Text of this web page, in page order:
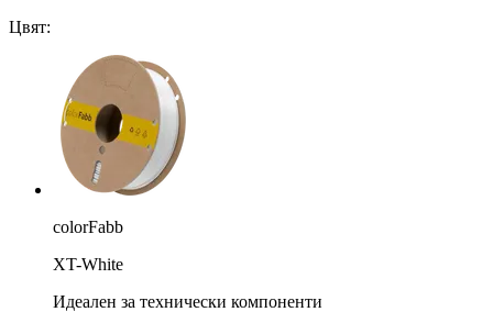
Цвят:
colorFabb
XT-White
Идеален за технически компоненти